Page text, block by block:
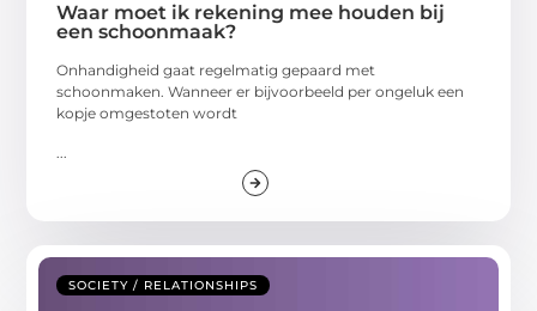
Waar moet ik rekening mee houden bij
een schoonmaak?
Onhandigheid gaat regelmatig gepaard met
schoonmaken. Wanneer er bijvoorbeeld per ongeluk een
kopje omgestoten wordt
SOCIETY / RELATIONSHIPS